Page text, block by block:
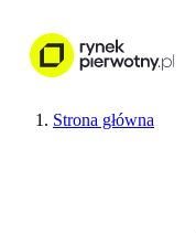
Strona główna